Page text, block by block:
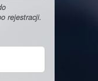
rejestracji.